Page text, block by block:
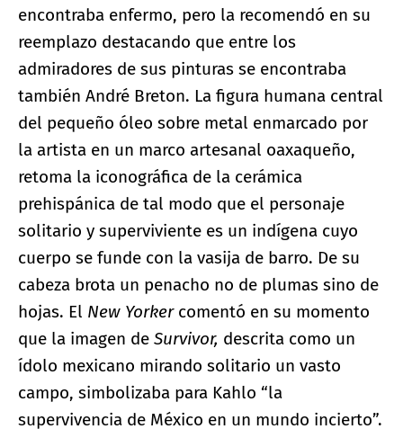
encontraba enfermo, pero la recomendó en su
reemplazo destacando que entre los
admiradores de sus pinturas se encontraba
también André Breton. La figura humana central
del pequeño óleo sobre metal enmarcado por
la artista en un marco artesanal oaxaqueño,
retoma la iconográfica de la cerámica
prehispánica de tal modo que el personaje
solitario y superviviente es un indígena cuyo
cuerpo se funde con la vasija de barro. De su
cabeza brota un penacho no de plumas sino de
hojas. El New Yorkercomentó en su momento
que la imagen de Survivor, descrita como un
ídolo mexicano mirando solitario un vasto
campo, simbolizaba para Kahlo “la
supervivencia de México en un mundo incierto”.